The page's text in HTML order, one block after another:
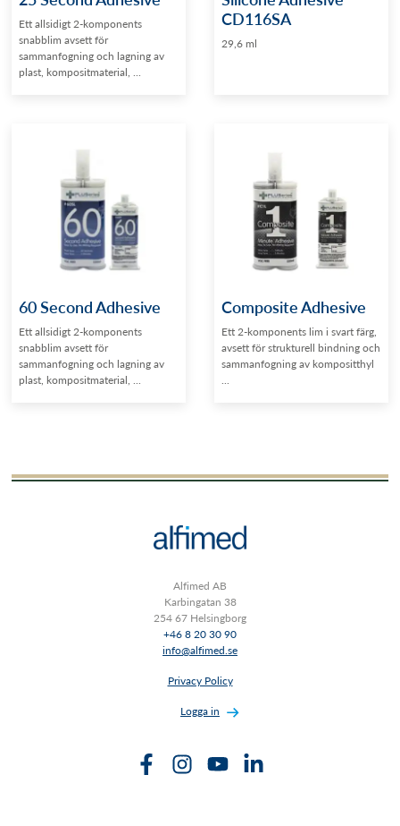
Ett allsidigt 2-komponents
snabblim avsett för
sammanfogning och lagning av
plast, kompositmaterial, ...
CD116SA
29,6 ml
60 Second Adhesive
Ett allsidigt 2-komponents
snabblim avsett för
sammanfogning och lagning av
plast, kompositmaterial, ...
Composite Adhesive
Ett 2-komponents lim i svart färg,
avsett för strukturell bindning och
sammanfogning av kompositthyl
...
Alfimed AB
Karbingatan 38
254 67 Helsingborg
+46 8 20 30 90
info@alfimed.se
Privacy Policy
Logga in